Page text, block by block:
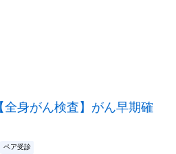
全身がん検査】がん早期確
ペア受診